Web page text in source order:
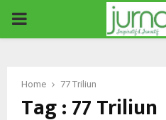
PRIMARY
Home 77 Triliun
Tag : 77 Triliun